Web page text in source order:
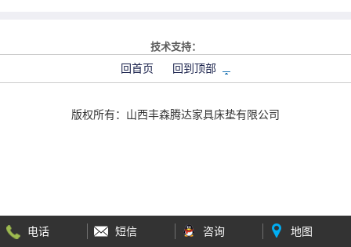
技术支持：
回首页 回到顶部
版权所有： 山西丰森腾达家具床垫有限公司
电话 短信 咨询 地图